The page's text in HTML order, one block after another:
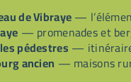
de Vibraye—
— promenades et
pédestres—
ancien — maisons